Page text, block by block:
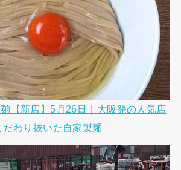
麺【新店】5月26日｜大阪発の人気店
わり抜いた自家製麺